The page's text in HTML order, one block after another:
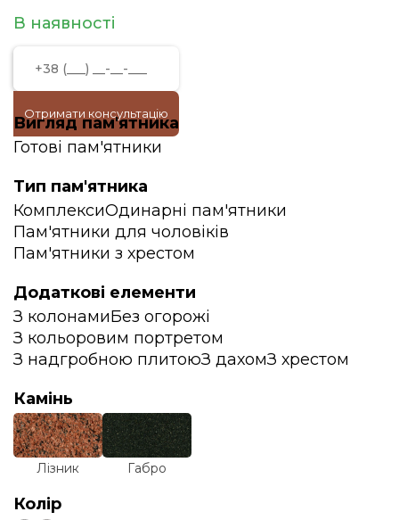
В наявності
Отримати консультацію
Вигляд пам'ятника
Готові пам'ятники
Тип пам'ятника
КомплексиОдинарні пам'ятники
Пам'ятники для чоловіків
Пам'ятники з хрестом
Додаткові елементи
З колонамиБез огорожі
З кольоровим портретом
З надгробною плитоюЗ дахомЗ хрестом
Камінь
Лізник Габро
Колір